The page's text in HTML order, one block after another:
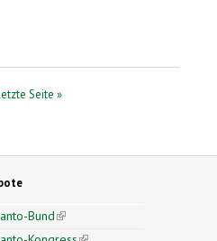
Seite »
Bund(link is external)